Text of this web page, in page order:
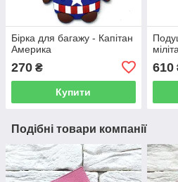
Бірка для багажу - Капітан
Америка
270 ₴
Купити
610
Подібні товари компанії